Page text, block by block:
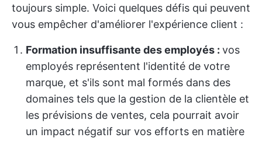
toujours simple. Voici quelques défis qui peuvent
vous empêcher d'améliorer l'expérience client :
Formation insuffisante des employés : vos
employés représentent l'identité de votre
marque, et s'ils sont mal formés dans des
domaines tels que la gestion de la clientèle et
les prévisions de ventes, cela pourrait avoir
un impact négatif sur vos efforts en matière